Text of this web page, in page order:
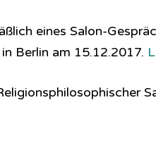
eines Salon-
Berlin am 15.12.2017.